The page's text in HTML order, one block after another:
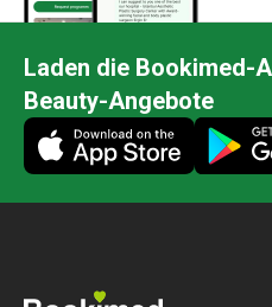
Laden die Bookimed-
Beauty-Angebote